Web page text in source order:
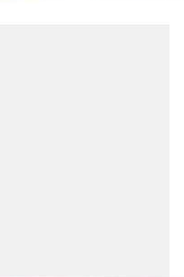
yer alan panel